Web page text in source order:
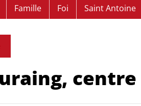
Famille Foi Saint Antoine